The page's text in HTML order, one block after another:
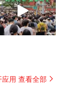
应用 查看全部